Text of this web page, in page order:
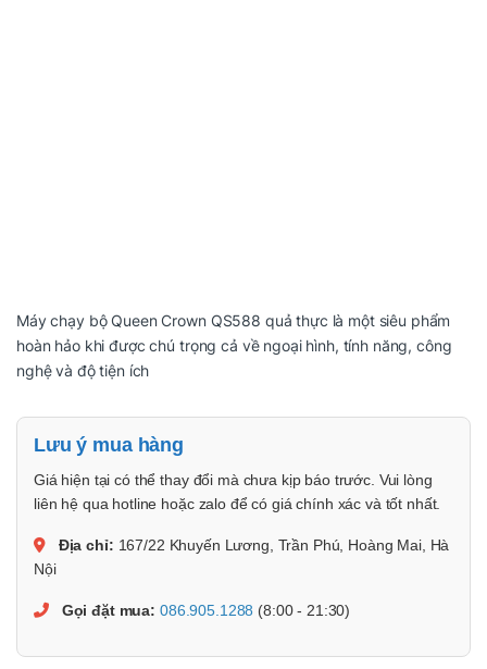
Máy chạy bộ Queen Crown QS588 quả thực là một siêu phẩm
hoàn hảo khi được chú trọng cả về ngoại hình, tính năng, công
nghệ và độ tiện ích
Lưu ý mua hàng
Giá hiện tại có thể thay đổi mà chưa kịp báo trước. Vui lòng
liên hệ qua hotline hoặc zalo để có giá chính xác và tốt nhất.
Địa chỉ: 167/22 Khuyến Lương, Trần Phú, Hoàng Mai, Hà
Nội
Gọi đặt mua: 086.905.1288 (8:00 - 21:30)